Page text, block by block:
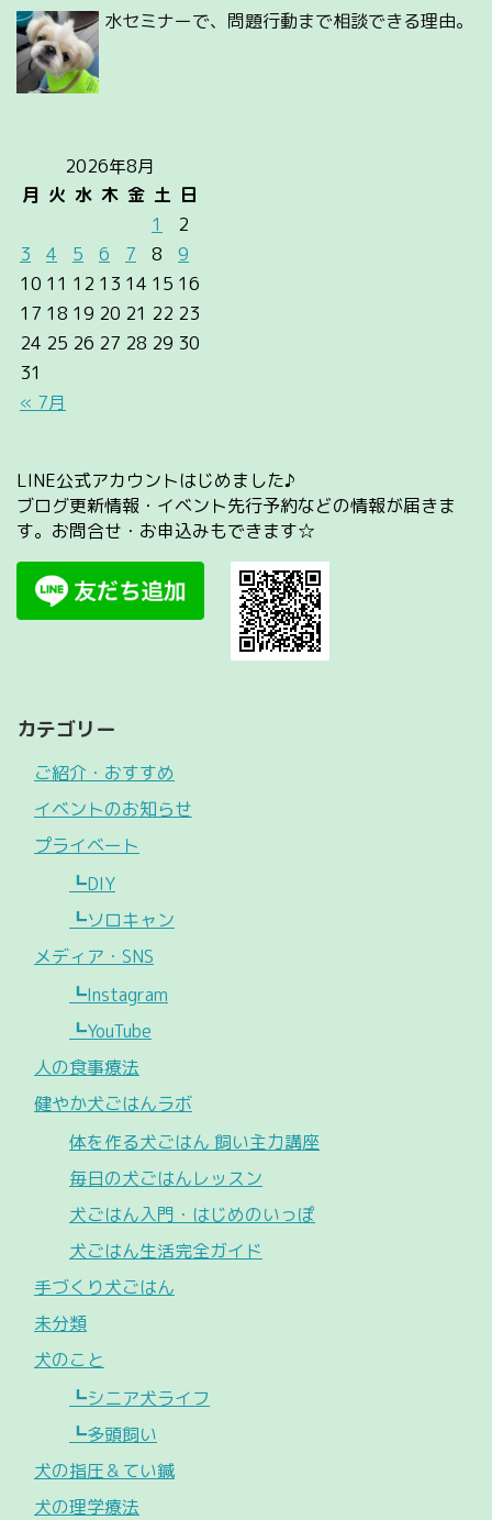
水セミナーで、問題行動まで相談できる理由。
2026年8月
月 火 水 木 金 土 日
« 7月
1
2
3
4 5 6 7 8
9
10 11 12 13 14 15 16
17 18 19 20 21 22 23
24 25 26 27 28 29 30
31
LINE公式アカウントはじめました♪
ブログ更新情報・イベント先行予約などの情報が届きま
す。お問合せ・お申込みもできます☆
カテゴリー
ご紹介・おすすめ
イベントのお知らせ
プライベート
┗DIY
┗ソロキャン
メディア・SNS
┗Instagram
┗YouTube
人の食事療法
健やか犬ごはんラボ
体を作る犬ごはん 飼い主力講座
毎日の犬ごはんレッスン
犬ごはん入門・はじめのいっぽ
犬ごはん生活完全ガイド
手づくり犬ごはん
未分類
犬のこと
┗シニア犬ライフ
┗多頭飼い
犬の指圧＆てい鍼
犬の理学療法